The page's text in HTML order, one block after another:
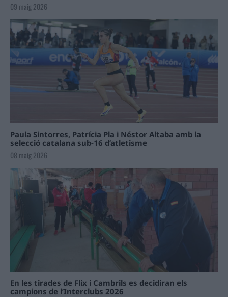
09 maig 2026
Paula Sintorres, Patrícia Pla i Néstor Altaba amb la
selecció catalana sub-16 d’atletisme
08 maig 2026
En les tirades de Flix i Cambrils es decidiran els
campions de l’Interclubs 2026